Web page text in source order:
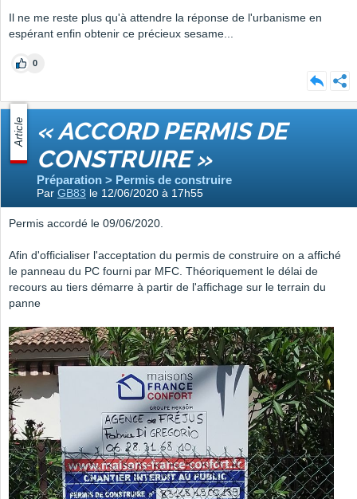
Il ne me reste plus qu'à attendre la réponse de l'urbanisme en
espérant enfin obtenir ce précieux sesame...
0
Article « ACCORD PERMIS DE
CONSTRUIRE »
Préparation > Permis de construire
Par GB83 le 12/06/2020 à 17h55
Permis accordé le 09/06/2020.
Afin d'officialiser l'acceptation du permis de construire on a affiché
le panneau du PC fourni par MFC. Théoriquement le délai de
recours au tiers démarre à partir de l'affichage sur le terrain du
panne